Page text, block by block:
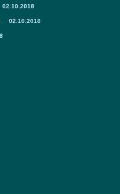
02.10.2018
02.10.2018